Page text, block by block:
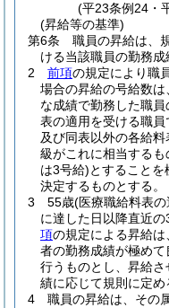
(平23条例24・
(昇給等の基準)
第6条
職員の昇給は、
ける当該職員の勤務成
2
前項の規定により職
場合の昇給の号給数は
な成績で勤務した職
表の適用を受ける職
及び同表以外の各給
級がこれに相当する
は3号給)とすること
決定するものとする。
3
55歳(医療職給料表
に達した日以降直近
項の規定による昇給は
者の勤務成績が極め
行うものとし、昇給
績に応じて規則に定め
4
職員の昇給は、その